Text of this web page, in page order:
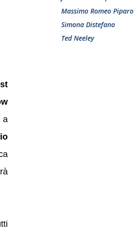
a
Massimo Romeo Piparo
Simona Distefano
Ted Neeley